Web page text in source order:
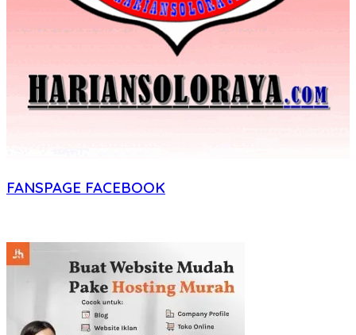
FANSPAGE FACEBOOK